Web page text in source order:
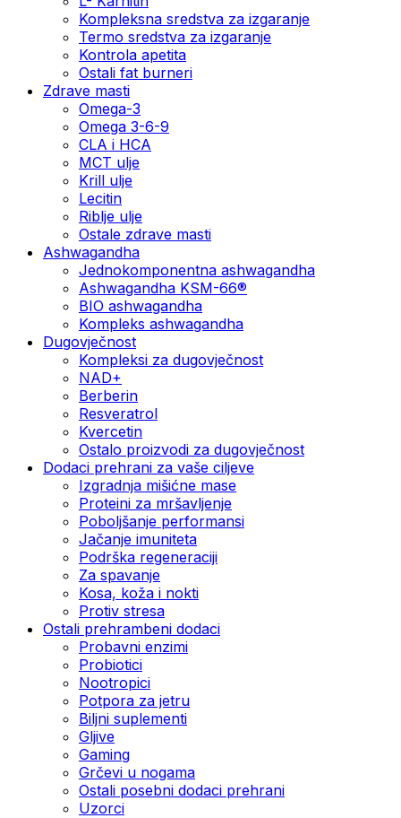
Kompleksna sredstva za izgaranje
Termo sredstva za izgaranje
Kontrola apetita
Ostali fat burneri
Zdrave masti
Omega-3
Omega 3-6-9
CLA i HCA
MCT ulje
Krill ulje
Lecitin
Riblje ulje
Ostale zdrave masti
Ashwagandha
Jednokomponentna ashwagandha
Ashwagandha KSM-66®
BIO ashwagandha
Kompleks ashwagandha
Dugovječnost
Kompleksi za dugovječnost
NAD+
Berberin
Resveratrol
Kvercetin
Ostalo proizvodi za dugovječnost
Dodaci prehrani za vaše ciljeve
Izgradnja mišićne mase
Proteini za mršavljenje
Poboljšanje performansi
Jačanje imuniteta
Podrška regeneraciji
Za spavanje
Kosa, koža i nokti
Protiv stresa
Ostali prehrambeni dodaci
Probavni enzimi
Probiotici
Nootropici
Potpora za jetru
Biljni suplementi
Gljive
Gaming
Grčevi u nogama
Ostali posebni dodaci prehrani
Uzorci